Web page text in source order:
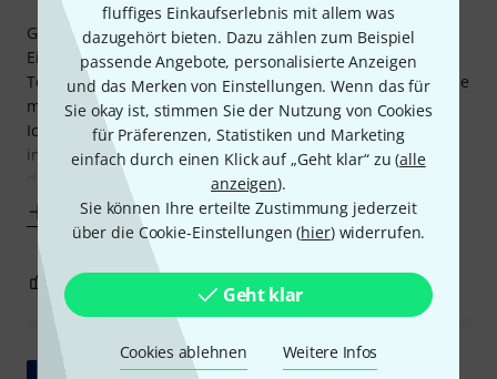
fluffiges Einkaufserlebnis mit allem was
dazugehört bieten. Dazu zählen zum Beispiel
passende Angebote, personalisierte Anzeigen
und das Merken von Einstellungen. Wenn das für
Sie okay ist, stimmen Sie der Nutzung von Cookies
für Präferenzen, Statistiken und Marketing
einfach durch einen Klick auf „Geht klar“ zu (alle
anzeigen).
Sie können Ihre erteilte Zustimmung jederzeit
über die Cookie-Einstellungen (hier) widerrufen.
Geht klar
Cookies ablehnen Weitere Infos
Gekaufter Artikel hat leider nicht die erwartete Qualität.
Eine Stimmzunge verliert bereits nach 2 Monaten ihre
Tonhöhe. Schaut man sich die Zunge an wird klar, das diese
mehrfach bearbeitet wurde im Gegensatz zu den anderen.
Ich würde mir wünschen das fehlerhaftes Material bereits
in Qualitätskontrolle bei Hohner aussortiert wird und nicht
der Nutzer selbst hier
Mehr anzeigen
Original zeigen